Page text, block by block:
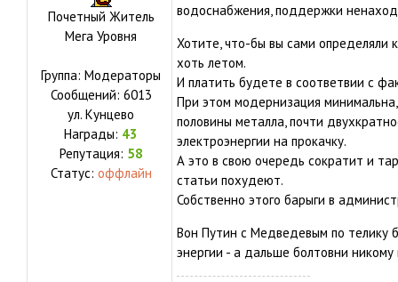
Почетный Житель
Мега Уровня
Группа: Модераторы
Сообщений: 6013
ул. Кунцево
Награды: 43
Репутация: 58
Статус: оффлайн
водоснабжения, поддержки
Хотите, что-бы вы сами определяли
хоть летом.
И платить будете в соответвии с
При этом модернизация
половины металла, почти
электроэнергии на прокачку.
А это в свою очередь сократит и
статьи похудеют.
Собственно этого барыги в
Вон Путин с Медведевым по телику
энергии - а дальше болтовни никому